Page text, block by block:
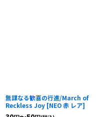
無謀なる歓喜の行進/March of
Reckless Joy [NEO 赤 レア]